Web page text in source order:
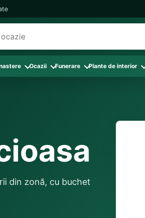
interior
rosii
Mama
Prieteni
Ocazii
Flori nou-nascut si botez
Flori pentru aniversari
Funerare
Buchete funerare
Flori de Luminatie
Jerbe funerare
Plante de interior
flori
Flori de Florii
Flori de Paste
din zonă, cu buchet